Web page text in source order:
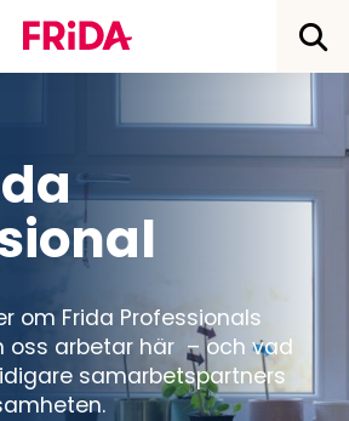
om Frida Professionals
oss arbetar här – och vad
samarbetspartners